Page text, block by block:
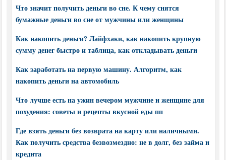
Что значит получить деньги во сне. К чему снятся
бумажные деньги во сне от мужчины или женщины
Как накопить деньги? Лайфхаки, как накопить крупную
сумму денег быстро и таблица, как откладывать деньги
Как заработать на первую машину. Алгоритм, как
накопить деньги на автомобиль
Что лучше есть на ужин вечером мужчине и женщине для
похудения: советы и рецепты вкусной еды пп
Где взять деньги без возврата на карту или наличными.
Как получить средства безвозмездно: не в долг, без займа и
кредита